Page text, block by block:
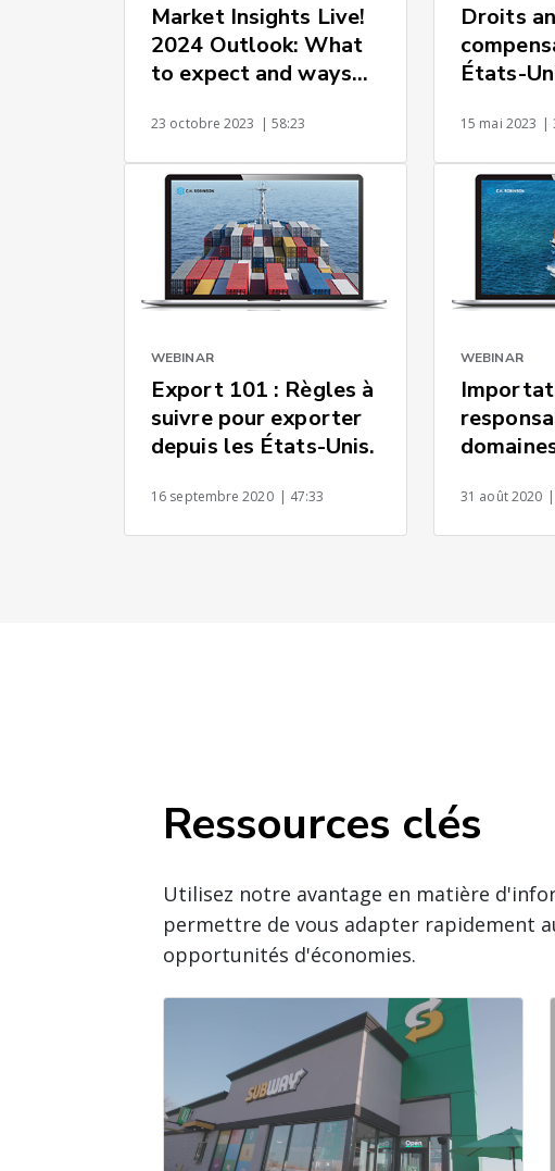
Market Insights Live!
2024 Outlook: What
to expect and ways
23 octobre 2023 | 58:23
Droits
États-
15 mai 2023 |
WEBINAR
Export 101 : Règles à
suivre pour exporter
depuis les États-Unis.
16 septembre 2020 | 47:33
WEBINAR
31 août 2020
Ressources clés
Utilisez notre avantage en matière
permettre de vous adapter rapidement
opportunités d'économies.